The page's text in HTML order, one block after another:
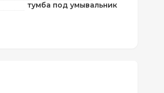
тумба под умывальник